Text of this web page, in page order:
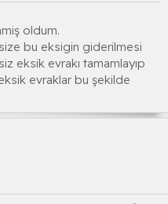
oldum.
bu eksigin giderilmesi
eksik evrakı tamamlayıp
evraklar bu şekilde